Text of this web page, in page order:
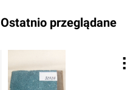
Ostatnio przeglądane